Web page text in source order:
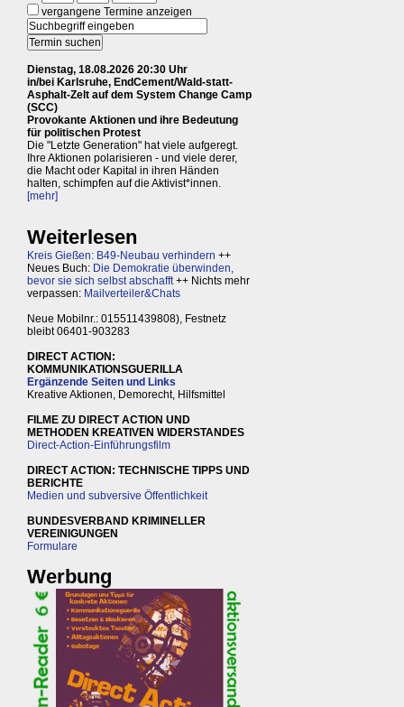
vergangene Termine anzeigen
Dienstag, 18.08.2026 20:30 Uhr
in/bei Karlsruhe, EndCement/Wald-statt-
Asphalt-Zelt auf dem System Change Camp
(SCC)
Provokante Aktionen und ihre Bedeutung
für politischen Protest
Die "Letzte Generation" hat viele aufgeregt.
Ihre Aktionen polarisieren - und viele derer,
die Macht oder Kapital in ihren Händen
halten, schimpfen auf die Aktivist*innen.
[mehr]
Weiterlesen
Kreis Gießen: B49-Neubau verhindern ++
Neues Buch: Die Demokratie überwinden,
bevor sie sich selbst abschafft++ Nichts mehr
verpassen: Mailverteiler&Chats
Neue Mobilnr.: 015511439808), Festnetz
bleibt 06401-903283
DIRECT ACTION:
KOMMUNIKATIONSGUERILLA
Ergänzende Seiten und Links
Kreative Aktionen, Demorecht, Hilfsmittel
FILME ZU DIRECT ACTION UND
METHODEN KREATIVEN WIDERSTANDES
Direct-Action-Einführungsfilm
DIRECT ACTION: TECHNISCHE TIPPS UND
BERICHTE
Medien und subversive Öffentlichkeit
BUNDESVERBAND KRIMINELLER
VEREINIGUNGEN
Formulare
Werbung